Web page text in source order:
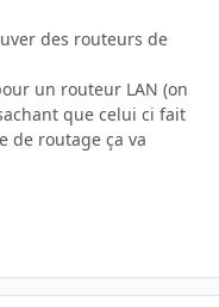
des routeurs de
un routeur LAN (on
que celui ci fait
de routage ça va